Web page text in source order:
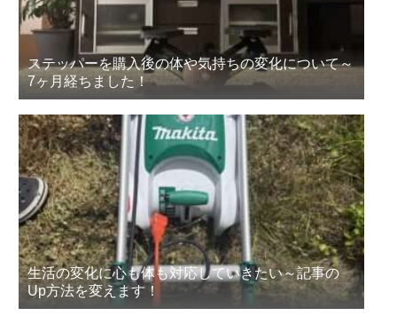
ステッパーを購入後の体や気持ちの変化について～
7ヶ月経ちました！
生活の変化に心も体も対応していきたい～記事の
Up方法を変えます！